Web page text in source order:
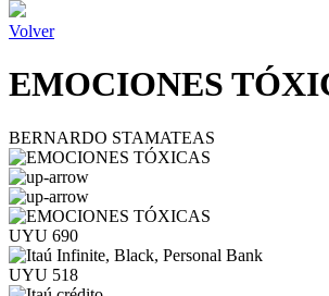
Volver
EMOCIONES
BERNARDO STAMATEAS
UYU 690
UYU 518